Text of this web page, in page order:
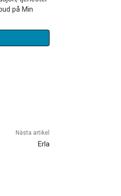
på Min
Nästa artikel
Erla